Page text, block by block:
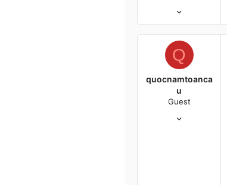
0
Q
quocnamtoanca
u
Guest